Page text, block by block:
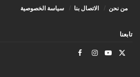
من نحن الاتصال بنا سياسة الخصوصية
تابعنا